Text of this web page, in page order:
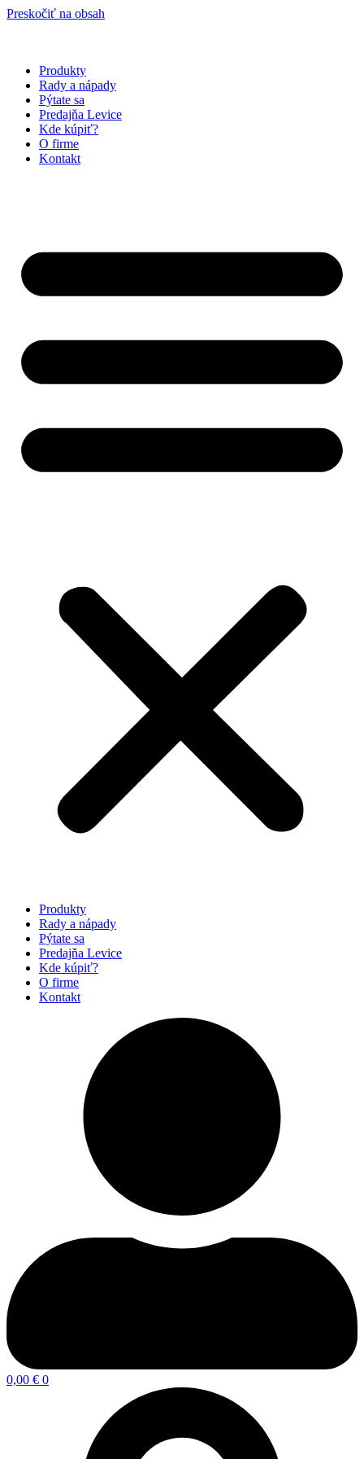
Preskočiť na obsah
Produkty
Rady a nápady
Pýtate sa
Predajňa Levice
Kde kúpiť?
O firme
Kontakt
Produkty
Rady a nápady
Pýtate sa
Predajňa Levice
Kde kúpiť?
O firme
Kontakt
0,00 € 0